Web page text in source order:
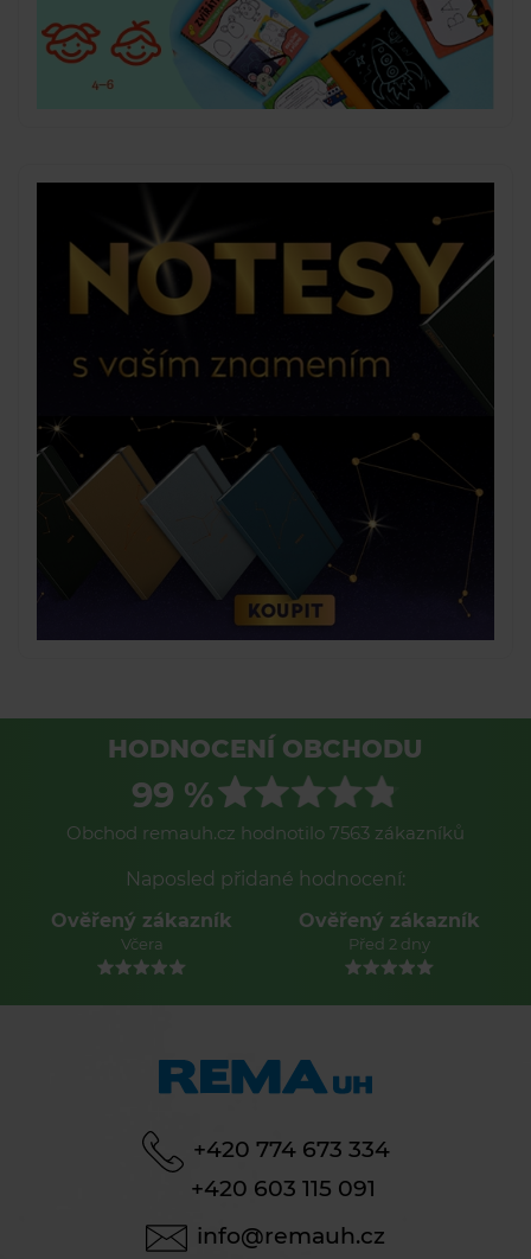
HODNOCENÍ OBCHODU
99 %
Obchod remauh.cz hodnotilo 7563 zákazníků
Naposled přidané hodnocení:
Ověřený zákazník Ověřený
Před 2 dny
+420 774 673 334
+420 603 115 091
info@remauh.cz